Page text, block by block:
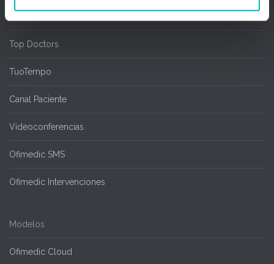
Top Doctors
TuoTempo
Canal Paciente
Videoconferencias
Ofimedic SMS
Ofimedic Intervenciones
Modelos
Ofimedic Cloud